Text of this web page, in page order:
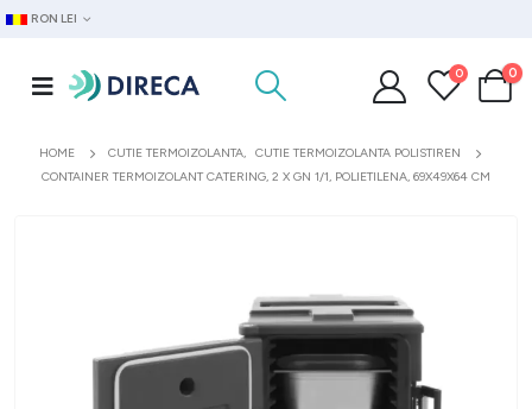
RON LEI
0 0
HOME CUTIE TERMOIZOLANTA,
CUTIE TERMOIZOLANTA POLISTIREN
CONTAINER TERMOIZOLANT CATERING, 2 X GN 1/1, POLIETILENA, 69X49X64 CM